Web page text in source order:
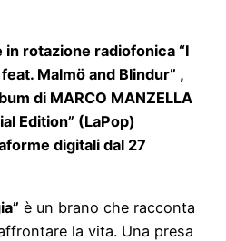
in rotazione radiofonica “I
Malmö and Blindur” ,
di MARCO MANZELLA
Edition” (LaPop)
digitali dal 27
è un brano che racconta
la vita. Una presa